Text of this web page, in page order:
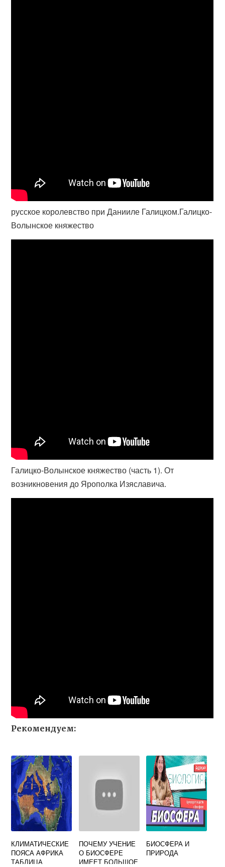
русское королевство при Данииле Галицком.Галицко-
Волынское княжество
Галицко-Волынское княжество (часть 1). От
возникновения до Ярополка Изяславича.
Рекомендуем:
КЛИМАТИЧЕСКИЕ
ПОЯСА АФРИКА
ТАБЛИЦА
ПОЧЕМУ УЧЕНИЕ
О БИОСФЕРЕ
ИМЕЕТ БОЛЬШОЕ
БИОСФЕРА И
ПРИРОДА